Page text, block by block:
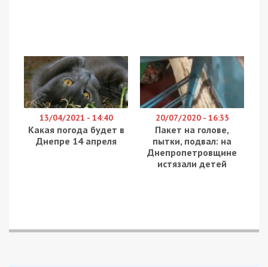
13/04/2021 - 14:40
Какая погода будет в
Днепре 14 апреля
20/07/2020 - 16:35
Пакет на голове,
пытки, подвал: на
Днепропетровщине
истязали детей